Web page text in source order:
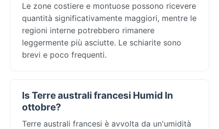
Le zone costiere e montuose possono ricevere
quantità significativamente maggiori, mentre le
regioni interne potrebbero rimanere
leggermente più asciutte. Le schiarite sono
brevi e poco frequenti.
Is Terre australi francesi Humid In
ottobre?
Terre australi francesi è avvolta da un'umidità